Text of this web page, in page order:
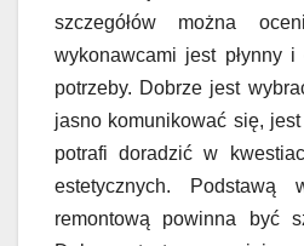
szczegółów można
wykonawcami jest płynny
potrzeby. Dobrze jest
jasno komunikować się,
potrafi doradzić w
estetycznych. Podstawą
remontową powinna być